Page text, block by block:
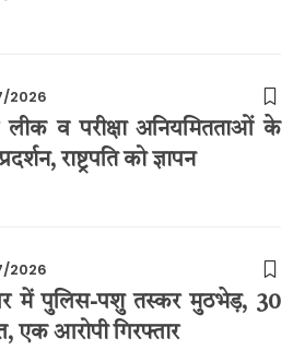
2026
लीक व परीक्षा अनियमितताओं के
राष्ट्रपति को ज्ञापन
2026
में पुलिस-पशु तस्कर मुठभेड़, 30
एक आरोपी गिरफ्तार